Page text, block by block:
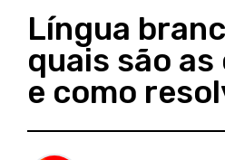
Língua
quais são as
e como